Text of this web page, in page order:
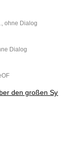
ohne Dialog
Dialog
den großen Sylter